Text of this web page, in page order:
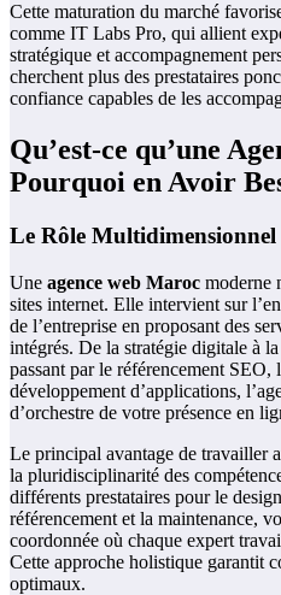
Cette maturation du marché
comme IT Labs Pro, qui allient
stratégique et accompagnement
cherchent plus des prestataires
confiance capables de les
Qu’est-ce qu’une
Pourquoi en Avoir
Le Rôle Multidimensionnel
Une agence web Maroc moderne
sites internet. Elle intervient sur
de l’entreprise en proposant des
intégrés. De la stratégie digitale à
passant par le référencement
développement d’applications,
d’orchestre de votre présence en
Le principal avantage de travailler
la pluridisciplinarité des
différents prestataires pour le
référencement et la maintenance,
coordonnée où chaque expert
Cette approche holistique garantit
optimaux.